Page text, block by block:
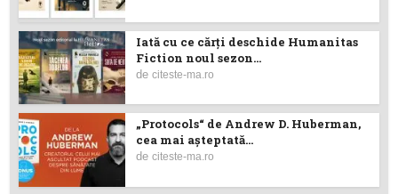
Iată cu ce cărţi deschide Humanitas
Fiction noul sezon...
deciteste-ma.ro
„Protocols“ de Andrew D. Huberman,
cea mai așteptată...
deciteste-ma.ro